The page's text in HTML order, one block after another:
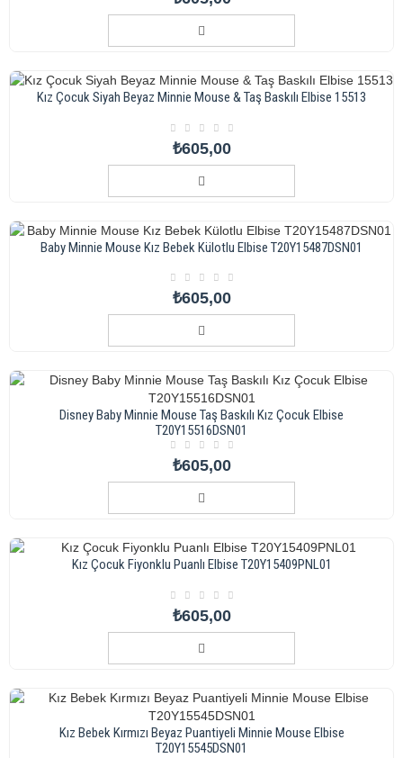
Kız Çocuk Siyah Beyaz Minnie Mouse & Taş Baskılı Elbise 15513
₺605,00
Baby Minnie Mouse Kız Bebek Külotlu Elbise T20Y15487DSN01
₺605,00
Disney Baby Minnie Mouse Taş Baskılı Kız Çocuk Elbise
T20Y15516DSN01
₺605,00
Kız Çocuk Fiyonklu Puanlı Elbise T20Y15409PNL01
₺605,00
Kız Bebek Kırmızı Beyaz Puantiyeli Minnie Mouse Elbise
T20Y15545DSN01